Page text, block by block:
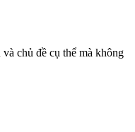
chủ đề cụ thể mà không